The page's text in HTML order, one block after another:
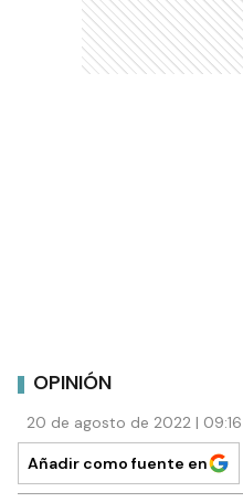
OPINIÓN
20 de agosto de 2022 |
Añadir como fuente en